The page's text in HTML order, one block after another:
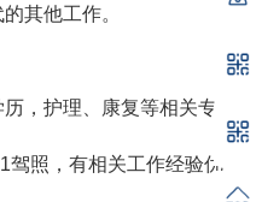
其他工作。
，护理、康复等相关专
驾照，有相关工作经验优